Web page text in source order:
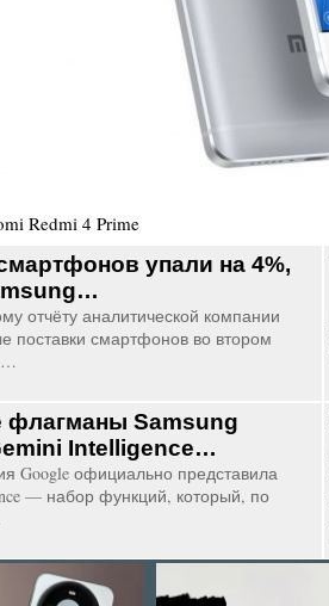
Redmi 4 Prime
упали на 4%,
отчёту аналитической компании
поставки смартфонов во втором
…
флагманы Samsung
Intelligence…
Google официально представила
— набор функций, который, по